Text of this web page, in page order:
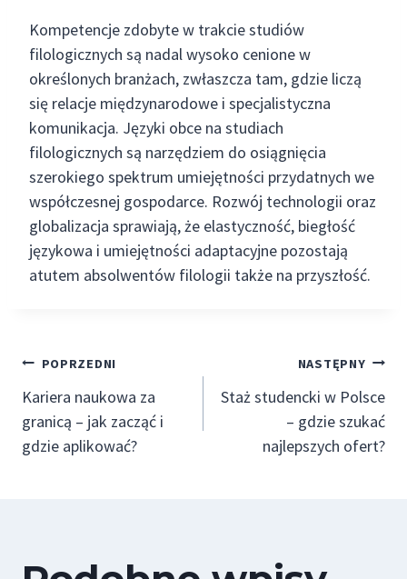
Kompetencje zdobyte w trakcie studiów
filologicznych są nadal wysoko cenione w
określonych branżach, zwłaszcza tam, gdzie liczą
się relacje międzynarodowe i specjalistyczna
komunikacja. Języki obce na studiach
filologicznych są narzędziem do osiągnięcia
szerokiego spektrum umiejętności przydatnych we
współczesnej gospodarce. Rozwój technologii oraz
globalizacja sprawiają, że elastyczność, biegłość
językowa i umiejętności adaptacyjne pozostają
atutem absolwentów filologii także na przyszłość.
Nawigacja
wpisu
POPRZEDNI
Kariera naukowa za
granicą – jak zacząć i
gdzie aplikować?
NASTĘPNY
Staż studencki w Polsce
– gdzie szukać
najlepszych ofert?